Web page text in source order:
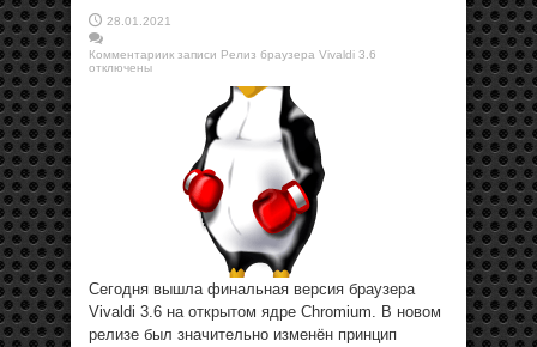
28.01.2021
Комментариик записи Релиз браузера Vivaldi 3.6
отключены
Сегодня вышла финальная версия браузера
Vivaldi 3.6 на открытом ядре Chromium. В новом
релизе был значительно изменён принцип